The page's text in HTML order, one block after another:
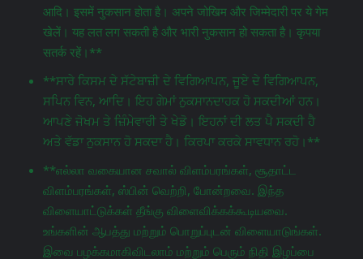
आदि। इसमें नुकसान होता है। अपने जोखिम और जिम्मेदारी पर ये गेम
खेलें। यह लत लग सकती है और भारी नुकसान हो सकता है। कृपया
सतर्क रहें।**
**ਸਾਰੇ ਕਿਸਮ ਦੇ ਸੱਟੇਬਾਜ਼ੀ ਦੇ ਵਿਗਿਆਪਨ, ਜੂਏ ਦੇ ਵਿਗਿਆਪਨ,
ਸਪਿਨ ਵਿਨ, ਆਦਿ। ਇਹ ਗੇਮਾਂ ਨੁਕਸਾਨਦਾਹਕ ਹੋ ਸਕਦੀਆਂ ਹਨ।
ਆਪਣੇ ਜੋਖਮ ਤੇ ਜ਼ਿੰਮੇਵਾਰੀ ਤੇ ਖੇਡੋ। ਇਹਨਾਂ ਦੀ ਲਤ ਪੈ ਸਕਦੀ ਹੈ
ਅਤੇ ਵੱਡਾ ਨੁਕਸਾਨ ਹੋ ਸਕਦਾ ਹੈ। ਕਿਰਪਾ ਕਰਕੇ ਸਾਵਧਾਨ ਰਹੋ।**
**எல்லா வகையான சவால் விளம்பரங்கள், சூதாட்ட
விளம்பரங்கள், ஸ்பின் வெற்றி, போன்றவை. இந்த
விளையாட்டுக்கள் தீங்கு விளைவிக்கக்கூடியவை.
உங்களின் ஆபத்து மற்றும் பொறுப்புடன் விளையாடுங்கள்.
இவை பழக்கமாகிவிடலாம் மற்றும் பெரும் நிதி இழப்பை